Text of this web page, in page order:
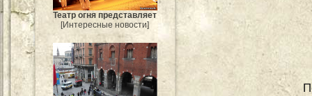
Театр огня представляет
[Интересные новости]